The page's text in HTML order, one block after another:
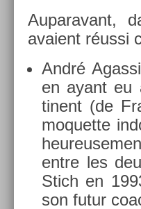
Auparavant,
avaient réussi
André
en ayant eu
tinent (de
moquet­te
entre les
Stich en
son futur